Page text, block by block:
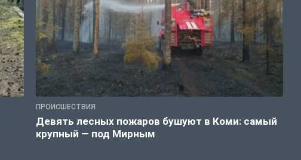
ПРОИСШЕСТВИЯ
Девять лесных пожаров бушуют в Коми: самый
крупный — под Мирным